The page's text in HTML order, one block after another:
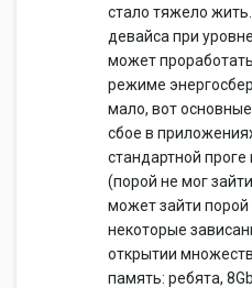
стало тяжело
девайса при
может
режиме
мало, вот
сбое в
стандартной
(порой не мог
может зайти порой
некоторые
открытии
память: ребята,